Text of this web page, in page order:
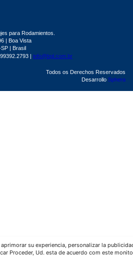
su experiencia, personalizar la
Proceder, Ud. esta de acuerdo com este
para Rodamientos.
| Boa Vista
| Brasil
| info@bgl.com.br
Todos os Derechos Reservados
Desarrollo Sphera